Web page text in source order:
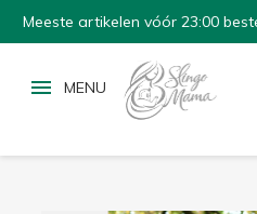
Meeste artikelen vóór 23:00
